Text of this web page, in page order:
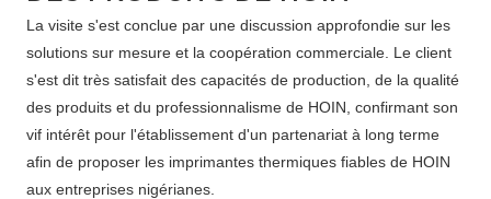
La visite s'est conclue par une discussion approfondie sur les
solutions sur mesure et la coopération commerciale. Le client
s'est dit très satisfait des capacités de production, de la qualité
des produits et du professionnalisme de HOIN, confirmant son
vif intérêt pour l'établissement d'un partenariat à long terme
afin de proposer les imprimantes thermiques fiables de HOIN
aux entreprises nigérianes.